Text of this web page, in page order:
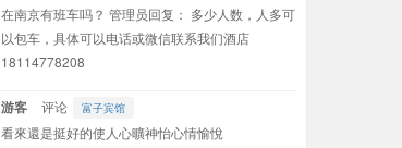
在南京有班车吗？ 管理员回复： 多少人数，人多可
以包车，具体可以电话或微信联系我们酒店
18114778208
游客 评论 富子宾馆
看來還是挺好的使人心曠神怡心情愉悅